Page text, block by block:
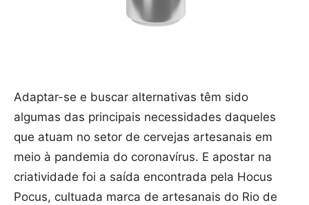
Adaptar-se e buscar alternativas têm sido
algumas das principais necessidades daqueles
que atuam no setor de cervejas artesanais em
meio à pandemia do coronavírus. E apostar na
criatividade foi a saída encontrada pela Hocus
Pocus, cultuada marca de artesanais do Rio de